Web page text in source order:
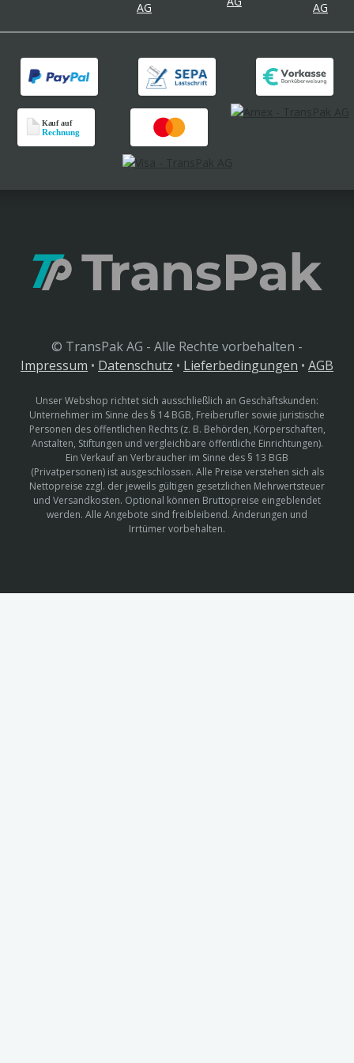
© TransPak AG - Alle Rechte vorbehalten -
Impressum • Datenschutz • Lieferbedingungen • AGB
Unser Webshop richtet sich ausschließlich an Geschäftskunden:
Unternehmer im Sinne des § 14 BGB, Freiberufler sowie juristische
Personen des öffentlichen Rechts (z. B. Behörden, Körperschaften,
Anstalten, Stiftungen und vergleichbare öffentliche Einrichtungen).
Ein Verkauf an Verbraucher im Sinne des § 13 BGB
(Privatpersonen) ist ausgeschlossen. Alle Preise verstehen sich als
Nettopreise zzgl. der jeweils gültigen gesetzlichen Mehrwertsteuer
und Versandkosten. Optional können Bruttopreise eingeblendet
werden. Alle Angebote sind freibleibend. Änderungen und
Irrtümer vorbehalten.